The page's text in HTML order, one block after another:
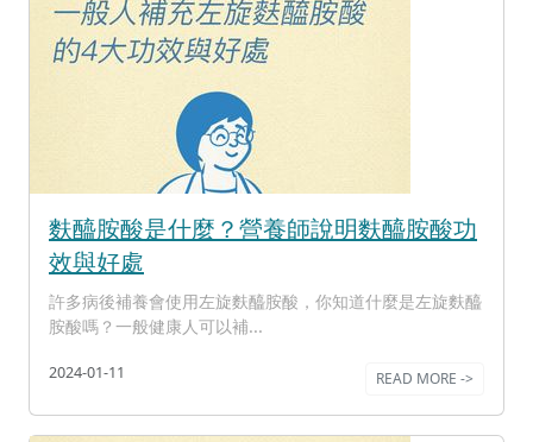
麩醯胺酸是什麼？營養師說明麩醯胺酸功
效與好處
許多病後補養會使用左旋麩醯胺酸，你知道什麼是左旋麩醯
胺酸嗎？一般健康人可以補...
2024-01-11 READ MORE ->